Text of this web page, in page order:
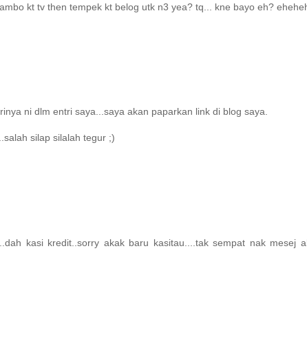
kt tv then tempek kt belog utk n3 yea? tq... kne bayo eh?
ni dlm entri saya...saya akan paparkan link di blog saya.
silap silalah tegur ;)
kasi kredit..sorry akak baru kasitau....tak sempat nak mesej